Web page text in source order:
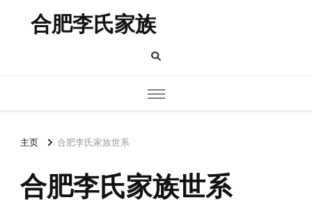
合肥李氏家族
主页 合肥李氏家族世系
合肥李氏家族世系